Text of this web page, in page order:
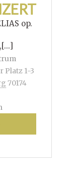
op.
Platz 1-3
70174